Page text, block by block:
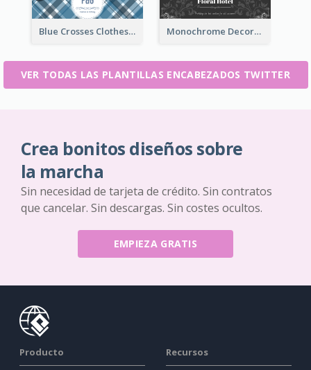
Blue Crosses Clothes Store Twitter Header Monochrome Decorated Hotel Twitter Header
VER TODAS LAS PLANTILLAS ENCABEZADOS TWITTER
Crea bonitos diseños sobre
la marcha
Sin necesidad de tarjeta de crédito. Sin contratos
que cancelar. Sin descargas. Sin costes ocultos.
EMPIEZA GRATIS
Producto Recursos